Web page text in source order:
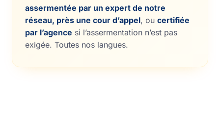
assermentée par un expert de notre
réseau, près une cour d’appel, ou certifiée
par l’agence si l’assermentation n’est pas
exigée. Toutes nos langues.